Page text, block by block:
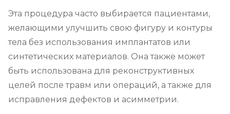
Эта процедура часто выбирается пациентами,
желающими улучшить свою фигуру и контуры
тела без использования имплантатов или
синтетических материалов. Она также может
быть использована для реконструктивных
целей после травм или операций, а также для
исправления дефектов и асимметрии.